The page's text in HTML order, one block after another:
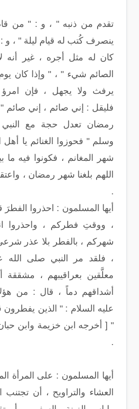
تقدم من ذنبه " ، و : " من
ينصرف كُتب له قيام ليلة " ،
كان له مثل أجره ، غير أنه
الصائم شيء " ، " وإذا كان
يرفث ولا يجهل ، فإن امرؤ
فليقل : إني صائم ، إني
رمضان تعدل حجة مع النبي
وسلم " فحوزوا الغنائم يا أهل
شهر المغانم ، فكونوا فيه ما
اللهم بلغنا شهر رمضان ،
.
أيها المسلمون : احذروا
، ووقتِ فطركم ، واحذروا
شهركم ، بالفطر بلا عذر
، فلقد مر النبي صلى الله
معلَّقين بعراقيبهم ، مشققة
أشداقهم دماً ، قال : من
عليه السلام : " الذين
" [ أخرجه ابن خزيمة وابن
.
أيها المسلمون : على المرأة
العشاء والتراويح ، أن تجتنب